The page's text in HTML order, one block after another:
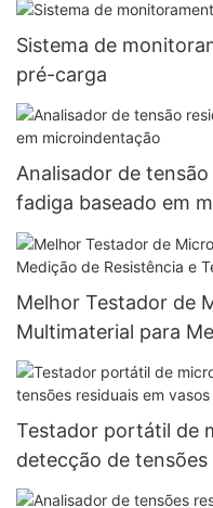
Sistema de
pré-carga
Analisador de
fadiga baseado em
Melhor Testador de
Multimaterial para
Tensão - Zhanghua
Testador portátil de
detecção de
pressão